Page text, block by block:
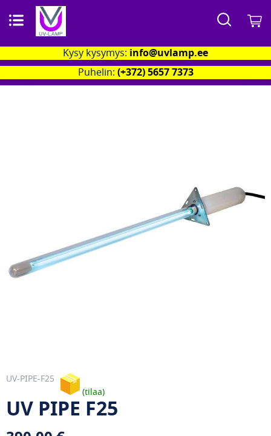
Search
Kysy kysymys: info@uvlamp.ee
Puhelin: (+372) 5657 7373
UV-PIPE-F25
tilaa
UV PIPE F25